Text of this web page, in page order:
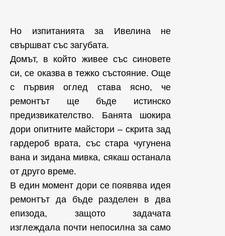
Но изпитанията за Ивелина не
свършват със загубата.
Домът, в който живее със синовете
си, се оказва в тежко състояние. Още
с първия оглед става ясно, че
ремонтът ще бъде истинско
предизвикателство. Банята шокира
дори опитните майстори – скрита зад
гардероб врата, със стара чугунена
вана и зидана мивка, сякаш останала
от друго време.
В един момент дори се появява идея
ремонтът да бъде разделен в два
епизода, защото задачата
изглеждала почти непосилна за само